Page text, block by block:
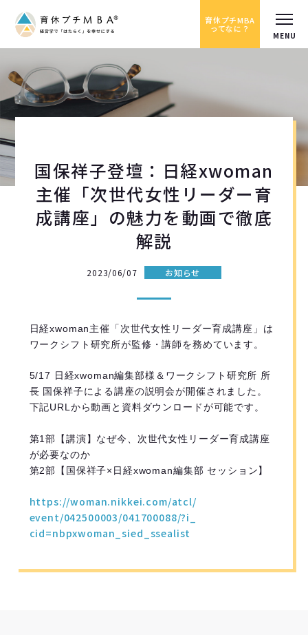
育休プチMBA
ってなに？
国保祥子登壇：日経xwoman
主催「次世代女性リーダー育
成講座」の魅力を動画で徹底
解説
2023/06/07 お知らせ
日経xwoman主催「次世代女性リーダー育成講座」は
ワークシフト研究所が監修・講師を務めています。
5/17 日経xwoman編集部様＆ワークシフト研究所 所
長 国保祥子による講座の説明会が開催されました。
下記URLから動画と資料ダウンロードが可能です。
第1部【講演】なぜ今、次世代女性リーダー育成講座
が必要なのか
第2部【国保祥子×日経xwoman編集部 セッション】
https://woman.nikkei.com/atcl/
event/042500003/041700088/?i_
cid=nbpxwoman_sied_ssealist